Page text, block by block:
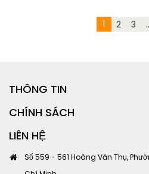
1 2 3
THÔNG TIN
CHÍNH SÁCH
LIÊN HỆ
Số 559 - 561 Hoàng Văn Thụ,